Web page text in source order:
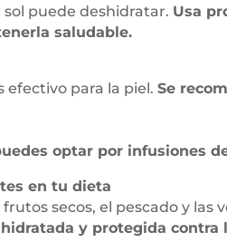
puede deshidratar. Usa
saludable.
efectivo para la piel.Se
optar por infusiones
en tu dieta
frutos secos, el pescado y
y protegida contra